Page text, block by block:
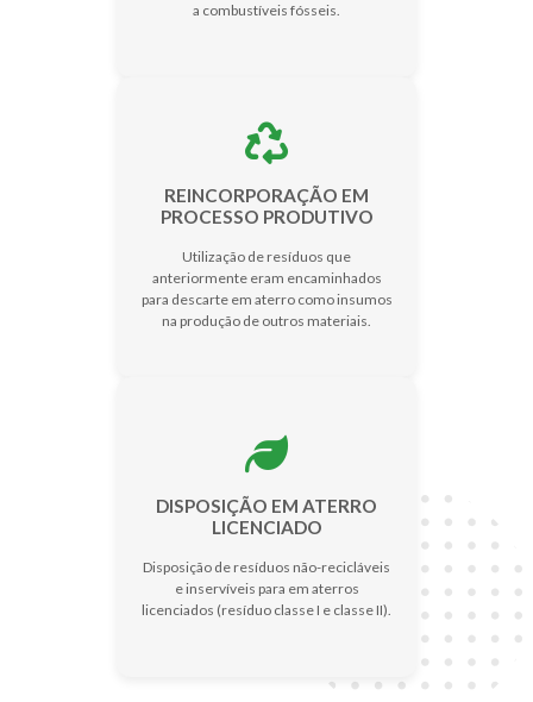
a combustíveis fósseis.
REINCORPORAÇÃO EM
PROCESSO PRODUTIVO
Utilização de resíduos que
anteriormente eram encaminhados
para descarte em aterro como insumos
na produção de outros materiais.
DISPOSIÇÃO EM ATERRO
LICENCIADO
Disposição de resíduos não-recicláveis
e inservíveis para em aterros
licenciados (resíduo classe I e classe II).